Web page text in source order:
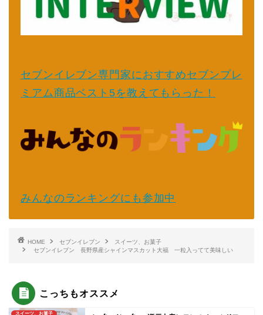
セブンイレブン専門家におすすめセブンプレ
ミアム商品ベスト5を教えてもらった！
みんなのランキングにも参加中
HOME セブンイレブン
スイーツ、お菓子
セブンイレブン 長野県産シャインマスカット大福 一粒入ってて美味しい
こっちもオススメ
スイーツ、お菓子